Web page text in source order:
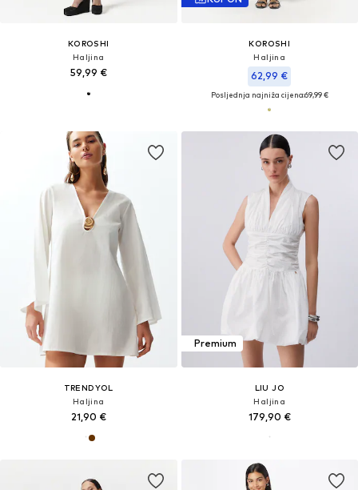
KOROSHI
Haljina
59,99 €
KOROSHI
Haljina
62,99 €
Posljednja najniža cijena:69,99 €
TRENDYOL
Haljina
21,90 €
Premium
LIU JO
Haljina
179,90 €